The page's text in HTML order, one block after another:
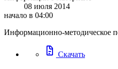
08 июля 2014
начало в 04:00
Информационно-методическое
docs Скачать